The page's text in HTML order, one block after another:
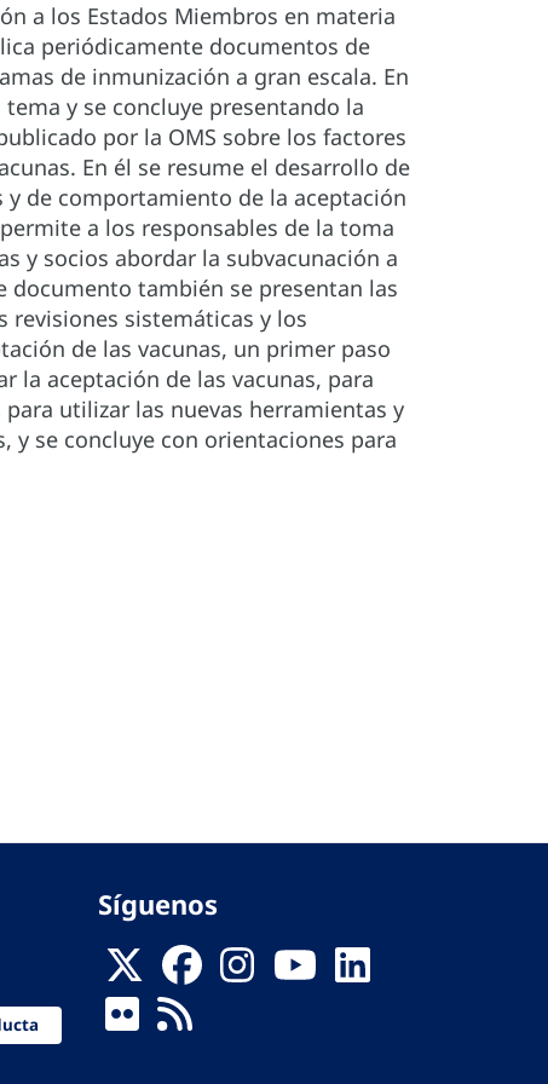
a los Estados Miembros en materia
periódicamente documentos de
de inmunización a gran escala. En
y se concluye presentando la
por la OMS sobre los factores
En él se resume el desarrollo de
de comportamiento de la aceptación
a los responsables de la toma
y socios abordar la subvacunación a
documento también se presentan las
revisiones sistemáticas y los
de las vacunas, un primer paso
la aceptación de las vacunas, para
utilizar las nuevas herramientas y
y se concluye con orientaciones para
Síguenos